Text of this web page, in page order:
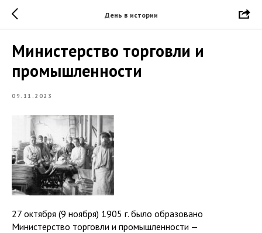
День в истории
Министерство торговли и
промышленности
09.11.2023
27 октября (9 ноября) 1905 г. было образовано
Министерство торговли и промышленности —